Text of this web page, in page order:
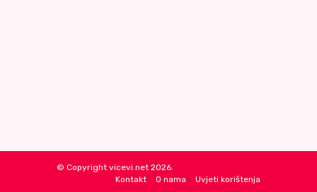
© Copyright vicevi.net 2026.
Kontakt
O nama Uvjeti korištenja